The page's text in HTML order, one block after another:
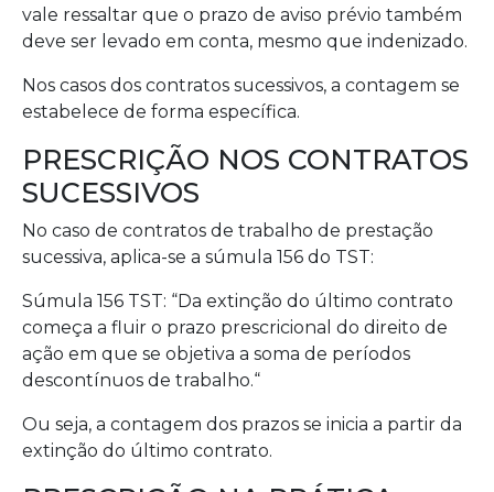
vale ressaltar que o prazo de aviso prévio também
deve ser levado em conta, mesmo que indenizado.
Nos casos dos contratos sucessivos, a contagem se
estabelece de forma específica.
PRESCRIÇÃO NOS CONTRATOS
SUCESSIVOS
No caso de contratos de trabalho de prestação
sucessiva, aplica-se a súmula 156 do TST:
Súmula 156 TST: “Da extinção do último contrato
começa a fluir o prazo prescricional do direito de
ação em que se objetiva a soma de períodos
descontínuos de trabalho.“
Ou seja, a contagem dos prazos se inicia a partir da
extinção do último contrato.